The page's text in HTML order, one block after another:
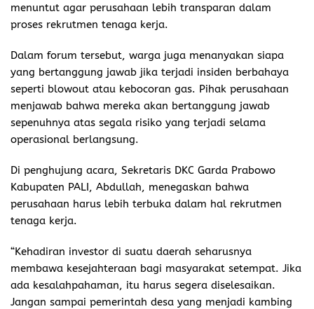
menuntut agar perusahaan lebih transparan dalam
proses rekrutmen tenaga kerja.
Dalam forum tersebut, warga juga menanyakan siapa
yang bertanggung jawab jika terjadi insiden berbahaya
seperti blowout atau kebocoran gas. Pihak perusahaan
menjawab bahwa mereka akan bertanggung jawab
sepenuhnya atas segala risiko yang terjadi selama
operasional berlangsung.
Di penghujung acara, Sekretaris DKC Garda Prabowo
Kabupaten PALI, Abdullah, menegaskan bahwa
perusahaan harus lebih terbuka dalam hal rekrutmen
tenaga kerja.
“Kehadiran investor di suatu daerah seharusnya
membawa kesejahteraan bagi masyarakat setempat. Jika
ada kesalahpahaman, itu harus segera diselesaikan.
Jangan sampai pemerintah desa yang menjadi kambing